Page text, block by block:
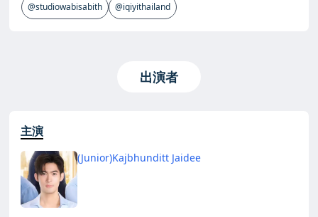
@studiowabisabith @iqiyithailand
出演者
主演
(Junior)Kajbhunditt Jaidee